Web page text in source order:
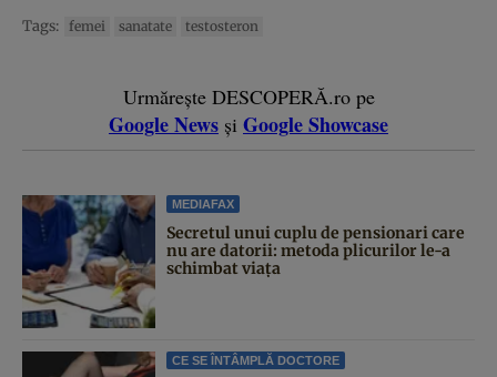
Tags: femei sanatate testosteron
Urmărește DESCOPERĂ.ro pe
Google News și Google Showcase
MEDIAFAX
Secretul unui cuplu de pensionari care
nu are datorii: metoda plicurilor le-a
schimbat viața
CE SE ÎNTÂMPLĂ DOCTORE